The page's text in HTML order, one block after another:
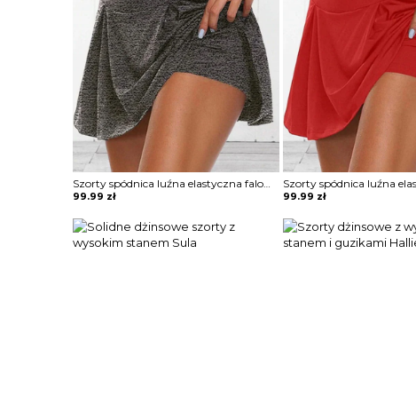
Szorty spódnica luźna elastyczna falowana obcisła w talii krótkie obcisłe Louiza
99.99 zł 99.99 zł